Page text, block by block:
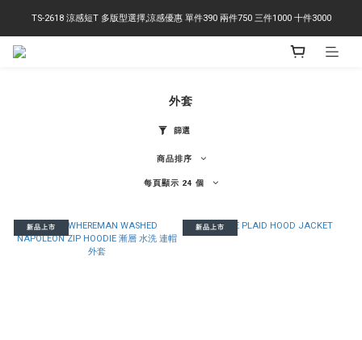
右下角訂閱LINE即享95折優惠
TS-2618 涼感短T 多版型選擇,涼感優惠 單件390 兩件750 三件1000 十件3000
外套
篩選
商品排序
每頁顯示 24 個
新品上市 新品上市